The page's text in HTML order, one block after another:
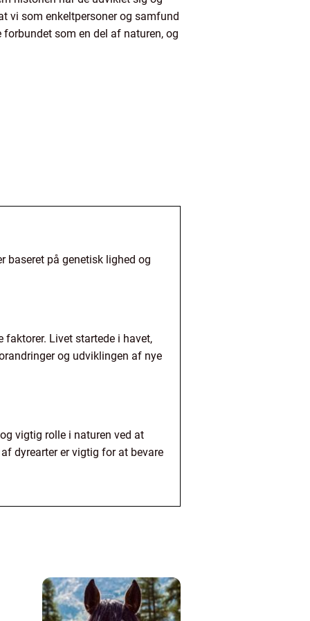
vi som enkeltpersoner og samfund
som en del af naturen, og
baseret på genetisk lighed og
Livet startede i havet,
og udviklingen af nye
vigtig rolle i naturen ved at
dyrearter er vigtig for at bevare